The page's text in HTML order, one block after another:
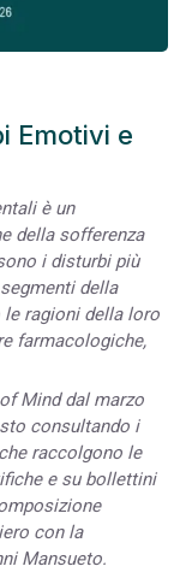
Emotivi e
è un
della sofferenza
i disturbi più
della
ragioni della loro
farmacologiche,
Mind dal marzo
consultando i
raccolgono le
e su bollettini
con la
Mansueto.